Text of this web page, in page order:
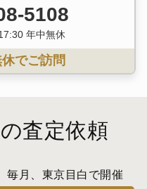
5108
年中無休
でご訪問
査定依頼
毎月、東京目白で開催